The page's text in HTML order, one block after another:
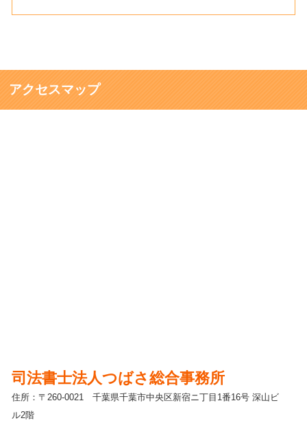
アクセスマップ
司法書士法人つばさ総合事務所
住所：〒260-0021 千葉県千葉市中央区新宿ニ丁目1番16号 深山ビ
ル2階